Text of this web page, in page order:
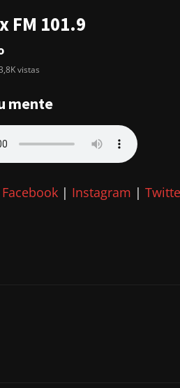
FM 101.9
vistas
mente
Facebook | Instagram |